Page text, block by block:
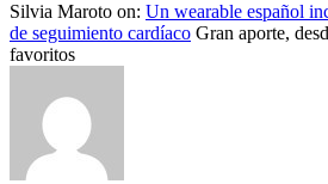
Silvia Maroto on: Un wearable español
de seguimiento cardíaco Gran aporte,
favoritos